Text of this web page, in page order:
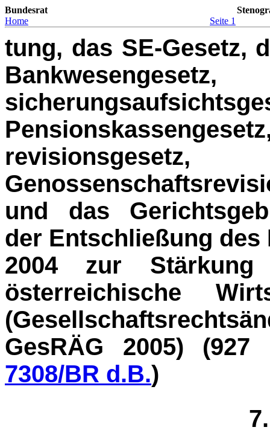
Bundesrat
Home
Seite 1
tung, das SE-Gesetz,
und das
der Entschließung des
2004 zur
österreichische
GesRÄG 2005)
7308/BR d.B.)